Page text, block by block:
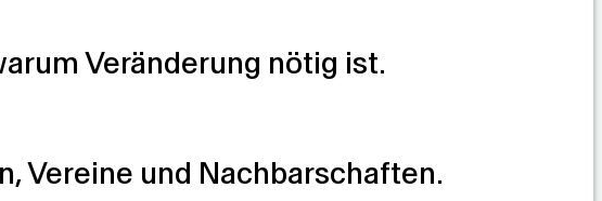
Veränderung nötig ist.
Vereine und Nachbarschaften.